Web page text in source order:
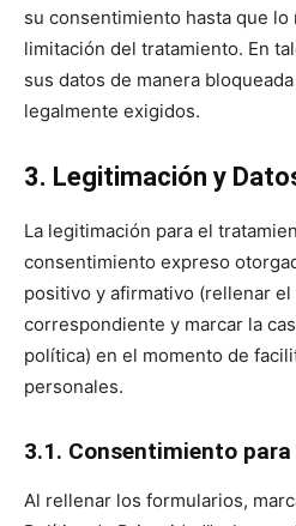
su consentimiento hasta que
limitación del tratamiento. En
sus datos de manera
legalmente exigidos.
3. Legitimación y
La legitimación para el
consentimiento expreso
positivo y afirmativo (rellenar
correspondiente y marcar la
política) en el momento de
personales.
3.1. Consentimiento
Al rellenar los formularios,